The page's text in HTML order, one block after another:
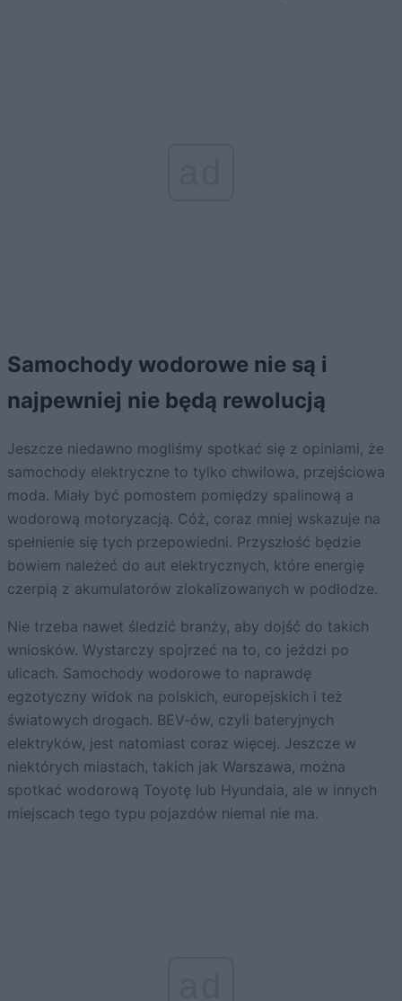
Samochody wodorowe nie są i
najpewniej nie będą rewolucją
Jeszcze niedawno mogliśmy spotkać się z opiniami, że
samochody elektryczne to tylko chwilowa, przejściowa
moda. Miały być pomostem pomiędzy spalinową a
wodorową motoryzacją. Cóż, coraz mniej wskazuje na
spełnienie się tych przepowiedni. Przyszłość będzie
bowiem należeć do aut elektrycznych, które energię
czerpią z akumulatorów zlokalizowanych w podłodze.
Nie trzeba nawet śledzić branży, aby dojść do takich
wniosków. Wystarczy spojrzeć na to, co jeździ po
ulicach. Samochody wodorowe to naprawdę
egzotyczny widok na polskich, europejskich i też
światowych drogach. BEV-ów, czyli bateryjnych
elektryków, jest natomiast coraz więcej. Jeszcze w
niektórych miastach, takich jak Warszawa, można
spotkać wodorową Toyotę lub Hyundaia, ale w innych
miejscach tego typu pojazdów niemal nie ma.